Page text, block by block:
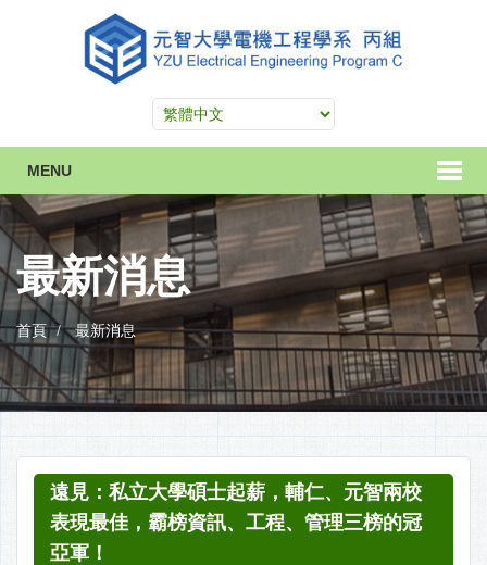
MENU
最新消息
首頁 最新消息
遠見：私立大學碩士起薪，輔仁、元智兩校
表現最佳，霸榜資訊、工程、管理三榜的冠
亞軍！